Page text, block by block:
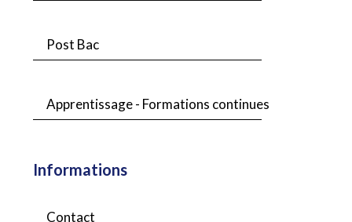
Post Bac
Apprentissage - Formations continues
Informations
Contact